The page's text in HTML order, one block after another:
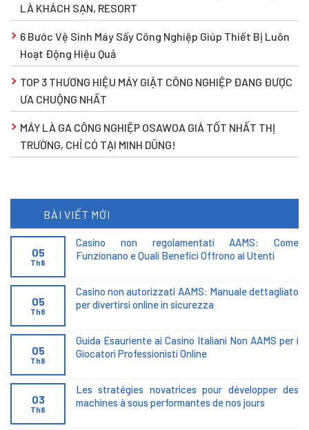
LÀ KHÁCH SẠN, RESORT
6 Bước Vệ Sinh Máy Sấy Công Nghiệp Giúp Thiết Bị Luôn
Hoạt Động Hiệu Quả
TOP 3 THƯƠNG HIỆU MÁY GIẶT CÔNG NGHIỆP ĐANG ĐƯỢC
ƯA CHUỘNG NHẤT
MÁY LÀ GA CÔNG NGHIỆP OSAWOA GIÁ TỐT NHẤT THỊ
TRƯỜNG, CHỈ CÓ TẠI MINH DŨNG!
BÀI VIẾT MỚI
05
Th8
Casino non regolamentati AAMS: Come
Funzionano e Quali Benefici Offrono ai Utenti
05
Th8
Casino non autorizzati AAMS: Manuale dettagliato
per divertirsi online in sicurezza
05
Th8
Guida Esauriente ai Casino Italiani Non AAMS per i
Giocatori Professionisti Online
03
Th8
Les stratégies novatrices pour développer des
machines à sous performantes de nos jours